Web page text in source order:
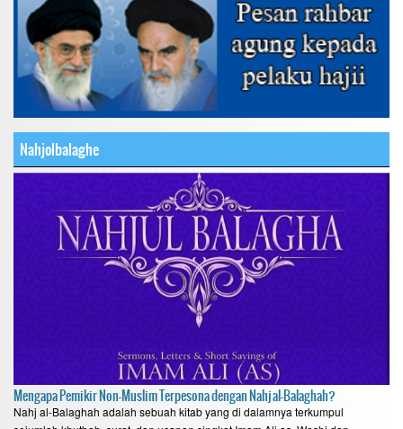
Nahjolbalaghe
Mengapa Pemikir Non-Muslim Terpesona dengan Nahj al-Balaghah?
Nahj al-Balaghah adalah sebuah kitab yang di dalamnya terkumpul